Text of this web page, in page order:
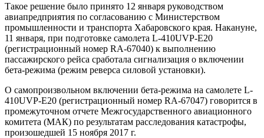
Такое решение было принято 12 января руководством
авиапредприятия по согласованию с Министерством
промышленности и транспорта Хабаровского края. Накануне,
11 января, при подготовке самолета L-410UVP-E20
(регистрационный номер RA-67040) к выполнению
пассажирского рейса сработала сигнализация о включении
бета-режима (режим реверса силовой установки).
О самопроизвольном включении бета-режима на самолете L-
410UVP-E20 (регистрационный номер RA-67047) говорится в
промежуточном отчете Межгосударственного авиационного
комитета (МАК) по результатам расследования катастрофы,
произошедшей 15 ноября 2017 г.